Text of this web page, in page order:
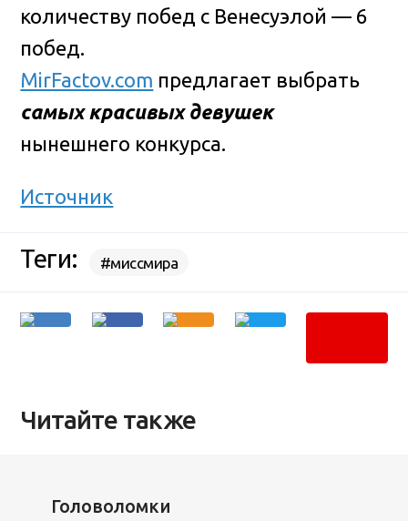
количеству побед с Венесуэлой — 6
побед.
MirFactov.com предлагает выбрать
самых красивых девушек
нынешнего конкурса.
Источник
Теги: #миссмира
Читайте также
Головоломки